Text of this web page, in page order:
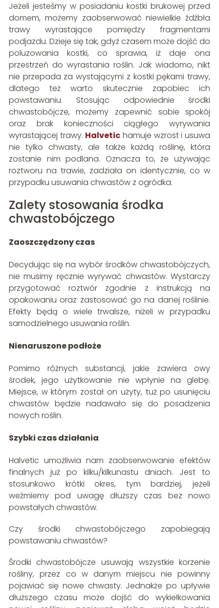
Jeżeli jesteśmy w posiadaniu kostki brukowej przed
domem, możemy zaobserwować niewielkie źdźbła
trawy wyrastające pomiędzy fragmentami
podjazdu. Dzieje się tak, gdyż czasem może dojść do
poluzowania kostki, co sprawia, iż daje ona
przestrzeń do wyrastania roślin. Jak wiadomo, nikt
nie przepada za wystającymi z kostki pękami trawy,
dlatego też warto skutecznie zapobiec ich
powstawaniu. Stosując odpowiednie środki
chwastobójcze, możemy zapewnić sobie spokój
oraz brak konieczności ciągłego wyrywania
wyrastającej trawy. Halvetic hamuje wzrost i usuwa
nie tylko chwasty, ale także każdą roślinę, która
zostanie nim podlana. Oznacza to, że używając
roztworu na trawie, zadziała on identycznie, co w
przypadku usuwania chwastów z ogródka.
Zalety stosowania środka
chwastobójczego
Zaoszczędzony czas
Decydując się na wybór środków chwastobójczych,
nie musimy ręcznie wyrywać chwastów. Wystarczy
przygotować roztwór zgodnie z instrukcją na
opakowaniu oraz zastosować go na danej roślinie.
Efekty będą o wiele trwalsze, niżeli w przypadku
samodzielnego usuwania roślin.
Nienaruszone podłoże
Pomimo różnych substancji, jakie zawiera owy
środek, jego użytkowanie nie wpłynie na glebę.
Miejsce, w którym został on użyty, tuż po usunięciu
chwastów będzie nadawało się do posadzenia
nowych roślin.
Szybki czas działania
Halvetic umożliwia nam zaobserwowanie efektów
finalnych już po kilku/kilkunastu dniach. Jest to
stosunkowo krótki okres, tym bardziej, jeżeli
weźmiemy pod uwagę dłuższy czas bez nowo
powstałych chwastów.
Czy środki chwastobójczego zapobiegają
powstawaniu chwastów?
Środki chwastobójcze usuwają wszystkie korzenie
rośliny, przez co w danym miejscu nie powinny
pojawiać się nowe chwasty. Jednakże po upływie
dłuższego czasu może dojść do wykiełkowania